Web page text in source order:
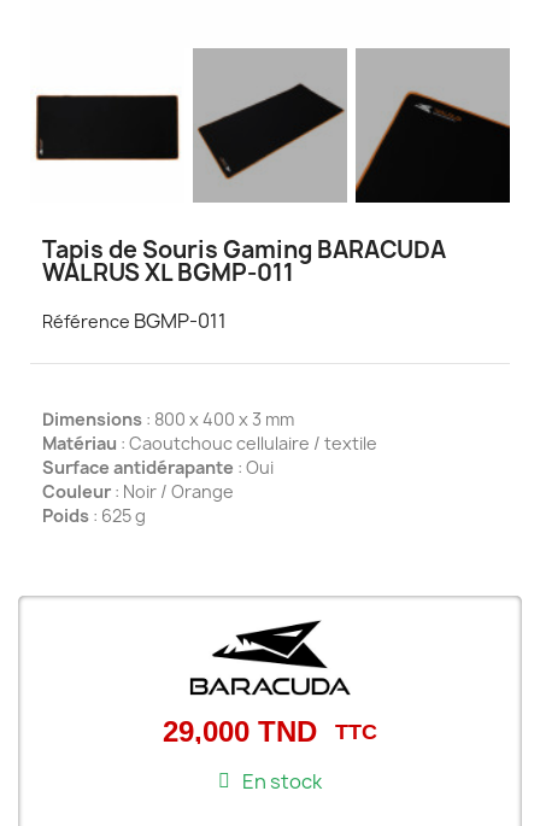
Tapis de Souris Gaming BARACUDA
WALRUS XL BGMP-011
Référence BGMP-011
Dimensions : 800 x 400 x 3 mm
Matériau : Caoutchouc cellulaire / textile
Surface antidérapante : Oui
Couleur : Noir / Orange
Poids : 625 g
29,000 TND TTC
En stock